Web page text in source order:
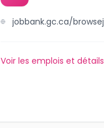
Voir les emplois et détails